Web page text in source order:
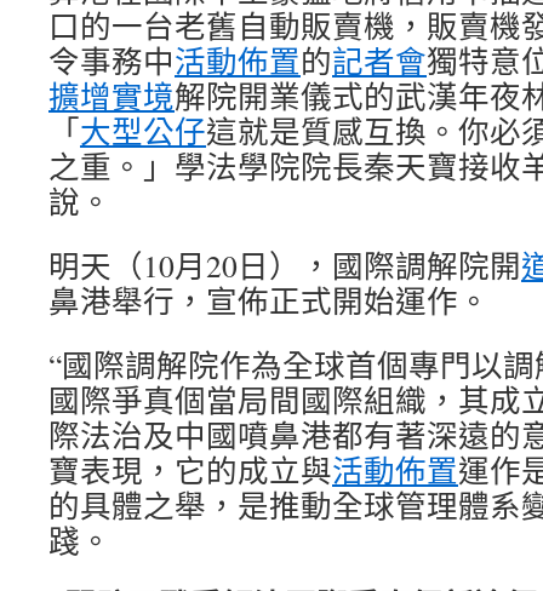
口的一台老舊自動販賣機，販賣機
令事務中活動佈置的記者會獨特意
擴增實境解院開業儀式的武漢年夜
「大型公仔這就是質感互換。你必
之重。」學法學院院長秦天寶接收
說。
明天（10月20日），國際調解院開
鼻港舉行，宣佈正式開始運作。
“國際調解院作為全球首個專門以
國際爭真個當局間國際組織，其成
際法治及中國噴鼻港都有著深遠的
寶表現，它的成立與活動佈置運作
的具體之舉，是推動全球管理體系
踐。